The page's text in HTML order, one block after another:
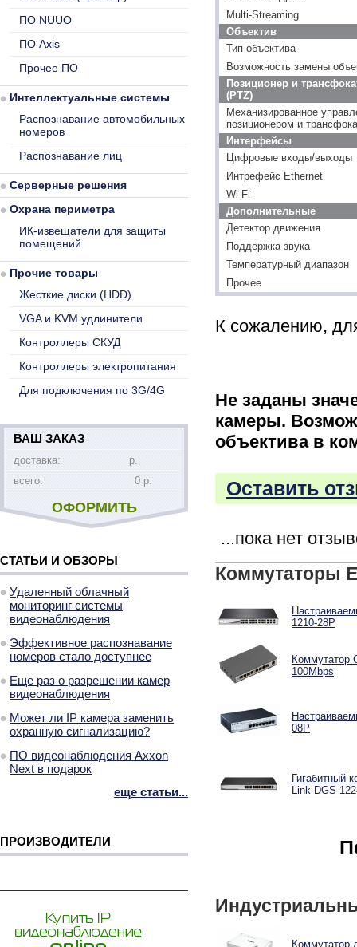
Multi-Streaming
Объектив
Тип объектива
Возможность замены
Позиционер и
(PTZ)
Механизированное
позиционером и
Интерфейсы
Цифровые входы/выходы
Интрефейс Ethernet
Wi-Fi
Дополнительные
Детектор движения
Поддержка звука
Температурный диапазон
Прочее
К сожалению,
Не заданы
камеры.
объектива в
Оставить
...пока нет
Коммутаторы
1210-28P
Коммутатор
100Mbps
08P
Гигабитный
Link DGS-
Коммутатор
ПО NUUO
ПО Axis
Прочее ПО
Интеллектуальные системы
Распознавание автомобильных
номеров
Распознавание лиц
Серверные решения
Охрана периметра
ИК-извещатели для защиты
помещений
Прочие товары
Жесткие диски (HDD)
VGA и KVM удлинители
Контроллеры СКУД
Контроллеры электропитания
Для подключения по 3G/4G
ВАШ ЗАКАЗ
доставка:
р.
всего:
0 р.
ОФОРМИТЬ
СТАТЬИ И ОБЗОРЫ
Удаленный облачный
мониторинг системы
видеонаблюдения
Эффективное распознавание
номеров стало доступнее
Еще раз о разрешении камер
видеонаблюдения
Может ли IP камера заменить
охранную сигнализацию?
ПО видеонаблюдения Axxon
Next в подарок
еще статьи...
ПРОИЗВОДИТЕЛИ